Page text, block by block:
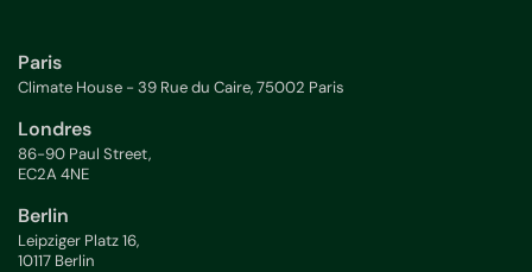
Paris
Climate House - 39 Rue du Caire, 75002 Paris
Londres
86-90 Paul Street,
EC2A 4NE
Berlin
Leipziger Platz 16,
10117 Berlin